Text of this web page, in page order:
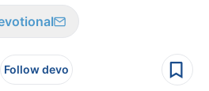
Follow devo